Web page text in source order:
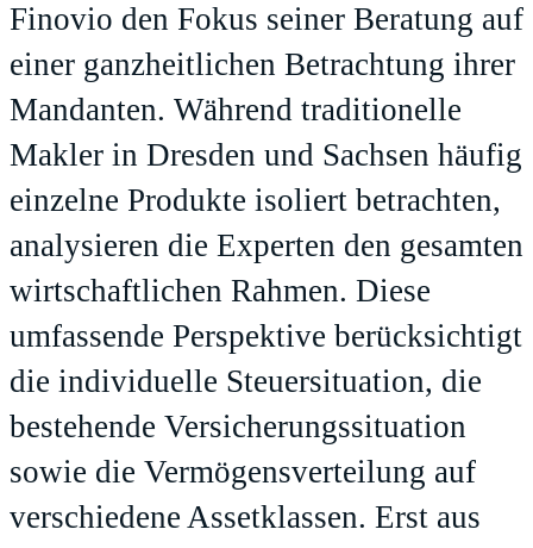
Finovio den Fokus seiner Beratung auf
einer ganzheitlichen Betrachtung ihrer
Mandanten. Während traditionelle
Makler in Dresden und Sachsen häufig
einzelne Produkte isoliert betrachten,
analysieren die Experten den gesamten
wirtschaftlichen Rahmen. Diese
umfassende Perspektive berücksichtigt
die individuelle Steuersituation, die
bestehende Versicherungssituation
sowie die Vermögensverteilung auf
verschiedene Assetklassen. Erst aus